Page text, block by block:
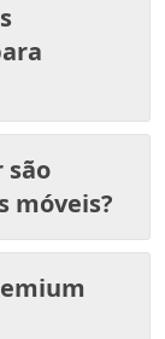
são
móveis?